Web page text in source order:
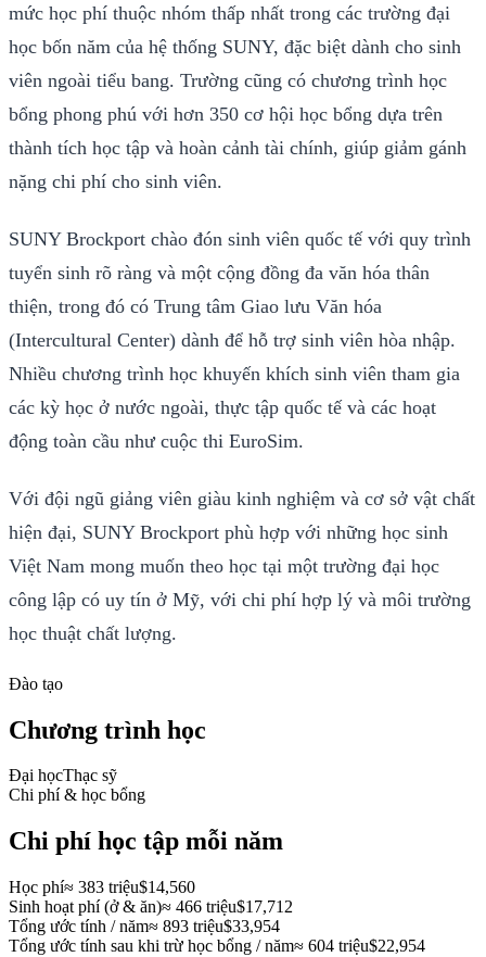
mức học phí thuộc nhóm thấp nhất trong các trường đại
học bốn năm của hệ thống SUNY, đặc biệt dành cho sinh
viên ngoài tiểu bang. Trường cũng có chương trình học
bổng phong phú với hơn 350 cơ hội học bổng dựa trên
thành tích học tập và hoàn cảnh tài chính, giúp giảm gánh
nặng chi phí cho sinh viên.
SUNY Brockport chào đón sinh viên quốc tế với quy trình
tuyển sinh rõ ràng và một cộng đồng đa văn hóa thân
thiện, trong đó có Trung tâm Giao lưu Văn hóa
(Intercultural Center) dành để hỗ trợ sinh viên hòa nhập.
Nhiều chương trình học khuyến khích sinh viên tham gia
các kỳ học ở nước ngoài, thực tập quốc tế và các hoạt
động toàn cầu như cuộc thi EuroSim.
Với đội ngũ giảng viên giàu kinh nghiệm và cơ sở vật chất
hiện đại, SUNY Brockport phù hợp với những học sinh
Việt Nam mong muốn theo học tại một trường đại học
công lập có uy tín ở Mỹ, với chi phí hợp lý và môi trường
học thuật chất lượng.
Đào tạo
Chương trình học
Đại họcThạc sỹ
Chi phí & học bổng
Chi phí học tập mỗi năm
Học phí≈ 383 triệu$14,560
Sinh hoạt phí (ở & ăn)≈ 466 triệu$17,712
Tổng ước tính / năm≈ 893 triệu$33,954
Tổng ước tính sau khi trừ học bổng / năm≈ 604 triệu$22,954